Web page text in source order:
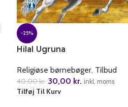
-25%
Hilal Ugruna
Religiøse børnebøger, Tilbud
40,00kr. 30,00 kr. inkl. moms
Tilføj Til Kurv